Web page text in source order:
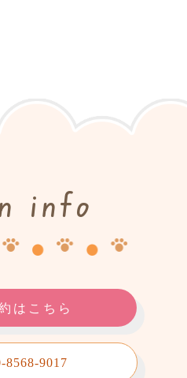
info
はこちら
8568-9017